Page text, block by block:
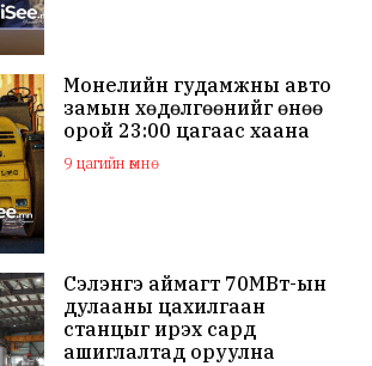
Монелийн гудамжны авто
замын хөдөлгөөнийг өнөө
орой 23:00 цагаас хаана
9 цагийн өмнө
Сэлэнгэ аймагт 70МВт-ын
дулааны цахилгаан
станцыг ирэх сард
ашиглалтад оруулна